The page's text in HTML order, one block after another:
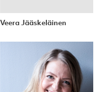
Veera Jääskeläinen